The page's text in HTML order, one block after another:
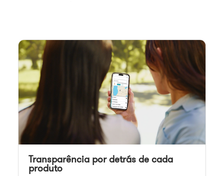
Transparência por detrás de cada
produto